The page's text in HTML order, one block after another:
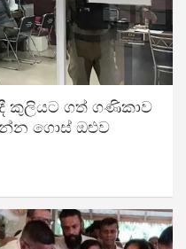
කුලියට ගත් ගණිකාව
ගොස් ඔළුව